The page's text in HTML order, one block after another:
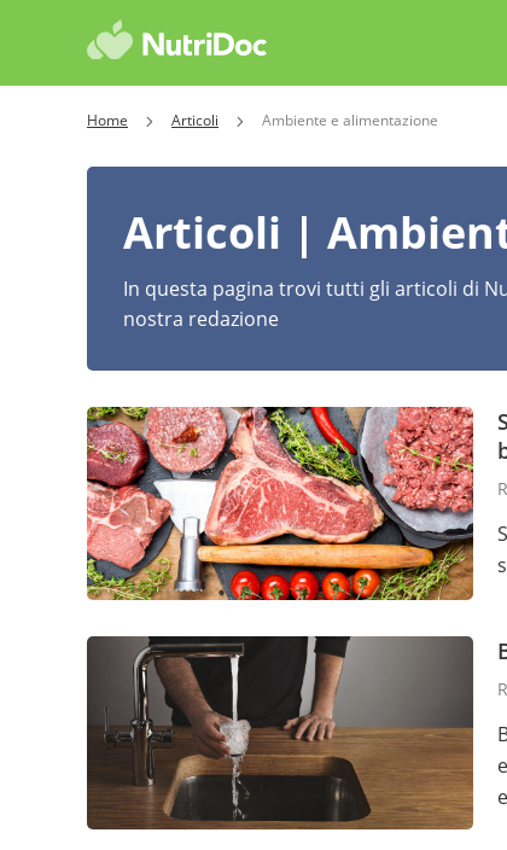
Home Articoli Ambiente e alimentazione
Articoli |
In questa pagina trovi tutti gli articoli di
nostra redazione